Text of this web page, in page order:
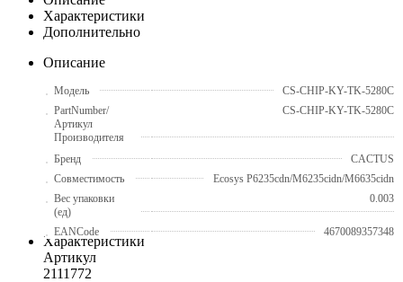
Характеристики
Дополнительно
Описание
Модель
CS-CHIP-KY-TK-5280C
PartNumber/
Артикул
Производителя
CS-CHIP-KY-TK-5280C
Бренд
CACTUS
Совместимость
Ecosys P6235cdn/M6235cidn/M6635cidn
Вес упаковки
(ед)
0.003
EANCode 4670089357348
Характеристики
Артикул
2111772